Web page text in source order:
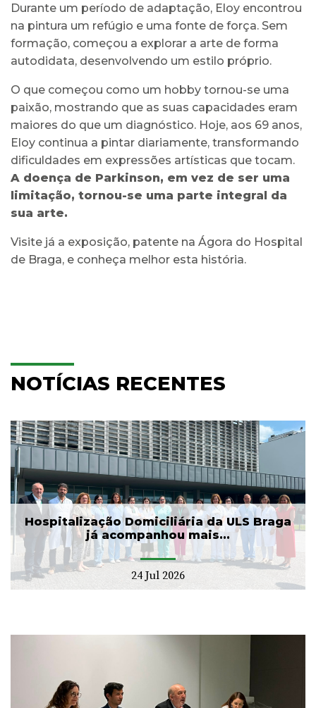
Durante um período de adaptação, Eloy encontrou
na pintura um refúgio e uma fonte de força. Sem
formação, começou a explorar a arte de forma
autodidata, desenvolvendo um estilo próprio.
O que começou como um hobby tornou-se uma
paixão, mostrando que as suas capacidades eram
maiores do que um diagnóstico. Hoje, aos 69 anos,
Eloy continua a pintar diariamente, transformando
dificuldades em expressões artísticas que tocam.
A doença de Parkinson, em vez de ser uma
limitação, tornou-se uma parte integral da
sua arte.
Visite já a exposição, patente na Ágora do Hospital
de Braga, e conheça melhor esta história.
NOTÍCIAS RECENTES
Hospitalização Domiciliária da ULS Braga
já acompanhou mais...
24 Jul 2026